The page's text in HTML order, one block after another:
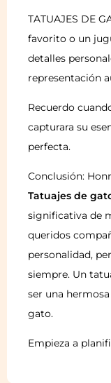
TATUAJES DE
favorito o un
detalles
representación
Recuerdo
capturara su
perfecta.
Conclusión:
Tatuajes de
significativa de
queridos
personalidad,
siempre. Un
ser una
gato.
Empieza a